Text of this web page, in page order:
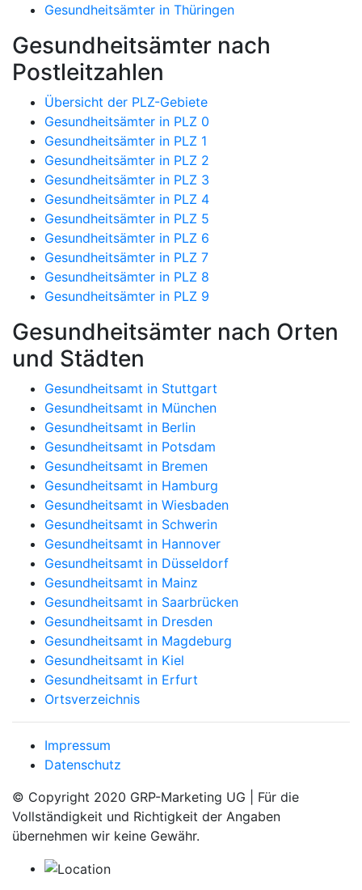
Gesundheitsämter in Thüringen
Gesundheitsämter nach
Postleitzahlen
Übersicht der PLZ-Gebiete
Gesundheitsämter in PLZ 0
Gesundheitsämter in PLZ 1
Gesundheitsämter in PLZ 2
Gesundheitsämter in PLZ 3
Gesundheitsämter in PLZ 4
Gesundheitsämter in PLZ 5
Gesundheitsämter in PLZ 6
Gesundheitsämter in PLZ 7
Gesundheitsämter in PLZ 8
Gesundheitsämter in PLZ 9
Gesundheitsämter nach Orten
und Städten
Gesundheitsamt in Stuttgart
Gesundheitsamt in München
Gesundheitsamt in Berlin
Gesundheitsamt in Potsdam
Gesundheitsamt in Bremen
Gesundheitsamt in Hamburg
Gesundheitsamt in Wiesbaden
Gesundheitsamt in Schwerin
Gesundheitsamt in Hannover
Gesundheitsamt in Düsseldorf
Gesundheitsamt in Mainz
Gesundheitsamt in Saarbrücken
Gesundheitsamt in Dresden
Gesundheitsamt in Magdeburg
Gesundheitsamt in Kiel
Gesundheitsamt in Erfurt
Ortsverzeichnis
Impressum
Datenschutz
© Copyright 2020 GRP-Marketing UG | Für die
Vollständigkeit und Richtigkeit der Angaben
übernehmen wir keine Gewähr.